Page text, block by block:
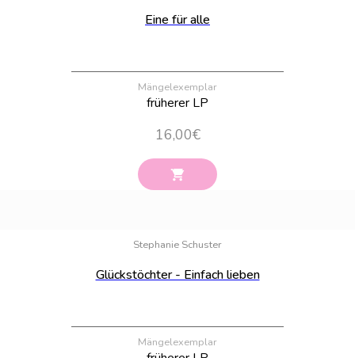
Eine für alle
Mängelexemplar
früherer LP
16,00€
Stephanie Schuster
Glückstöchter - Einfach lieben
Mängelexemplar